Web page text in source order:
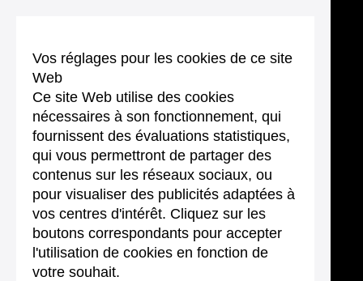
Vos réglages pour les cookies de ce site
Web
Ce site Web utilise des cookies
nécessaires à son fonctionnement, qui
fournissent des évaluations statistiques,
qui vous permettront de partager des
contenus sur les réseaux sociaux, ou
pour visualiser des publicités adaptées à
vos centres d'intérêt. Cliquez sur les
boutons correspondants pour accepter
l'utilisation de cookies en fonction de
votre souhait.